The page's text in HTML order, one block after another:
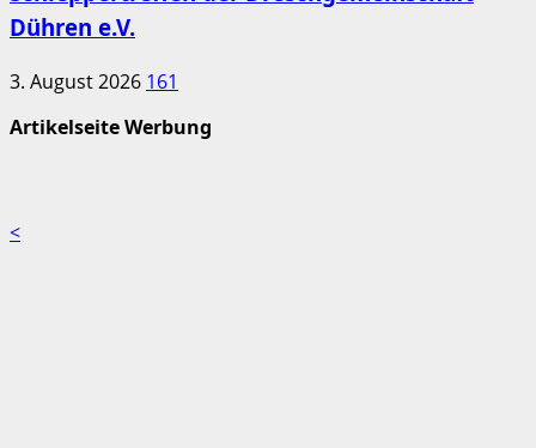
Dühren e.V.
3. August 2026 161
Artikelseite Werbung
<